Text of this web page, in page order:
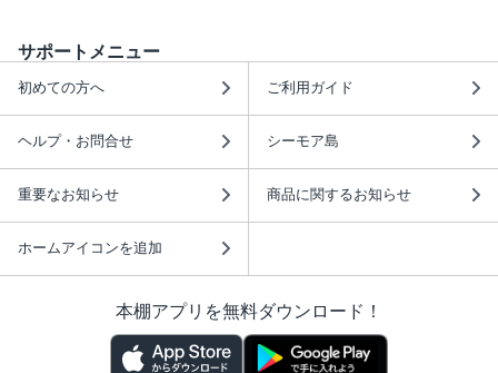
サポートメニュー
初めての方へ ご利用ガイド
ヘルプ・お問合せ シーモア島
重要なお知らせ 商品に関するお知らせ
ホームアイコンを追加
本棚アプリを無料ダウンロード！